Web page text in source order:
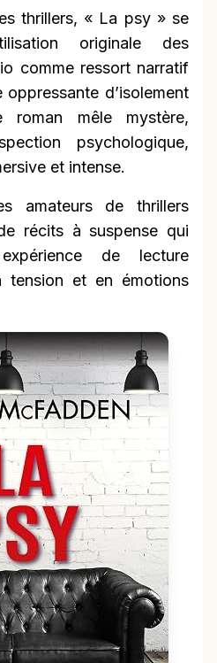
thrillers, « La psy » se
originale des
comme ressort narratif
d’isolement
mêle mystère,
psychologique,
et intense.
amateurs de thrillers
récits à suspense qui
de lecture
tension et en émotions